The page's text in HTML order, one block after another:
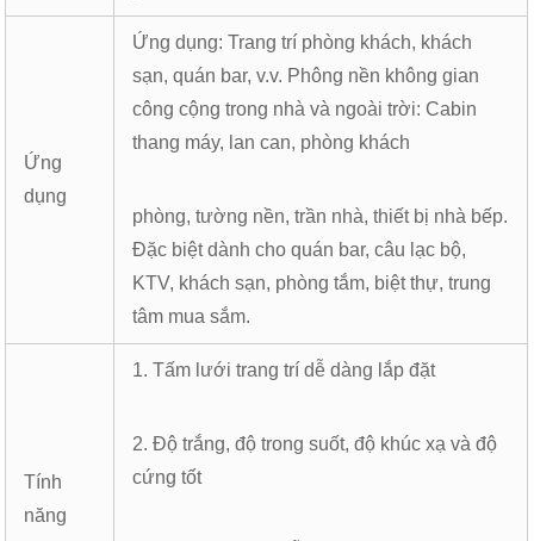
Ứng
dụng
Ứng dụng: Trang trí phòng khách, khách
sạn, quán bar, v.v. Phông nền không gian
công cộng trong nhà và ngoài trời: Cabin
thang máy, lan can, phòng khách
phòng, tường nền, trần nhà, thiết bị nhà bếp.
Đặc biệt dành cho quán bar, câu lạc bộ,
KTV, khách sạn, phòng tắm, biệt thự, trung
tâm mua sắm.
Tính
năng
1. Tấm lưới trang trí dễ dàng lắp đặt
2. Độ trắng, độ trong suốt, độ khúc xạ và độ
cứng tốt